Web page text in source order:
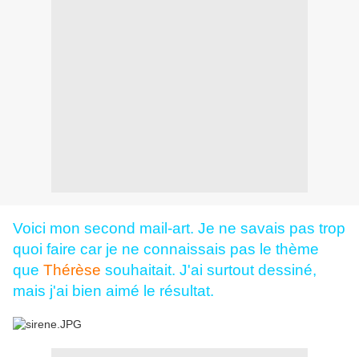
Voici mon second mail-art. Je ne savais pas trop
quoi faire car je ne connaissais pas le thème
que Thérèse souhaitait. J'ai surtout dessiné,
mais j'ai bien aimé le résultat.